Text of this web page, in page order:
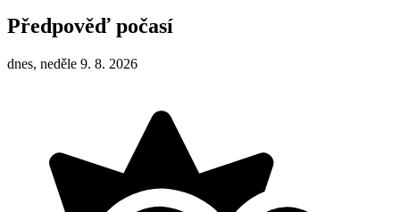
Předpověď počasí
dnes, neděle 9. 8. 2026